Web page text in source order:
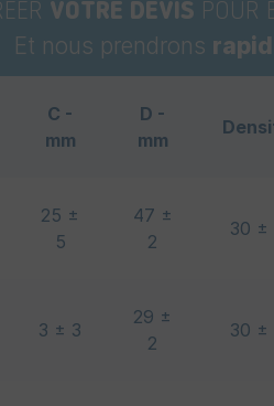
VOTRE DEVIS POUR
Et nous prendrons
C -
mm
D -
mm
25 ±
5
47 ±
2
30 ±
3 ± 3
29 ±
2
30 ±